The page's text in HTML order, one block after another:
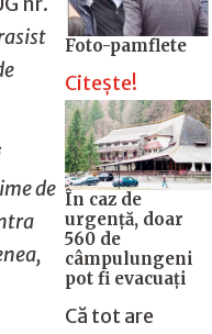
de
Foto-pamflete
Citește!
În caz de
urgență, doar
560 de
câmpulungeni
pot fi evacuați
Că tot are